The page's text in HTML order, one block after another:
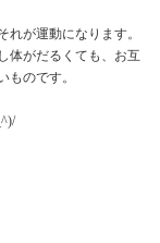
が運動になります。
体がだるくても、お互
ものです。